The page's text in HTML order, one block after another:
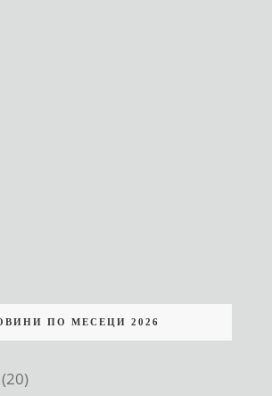
ПО МЕСЕЦИ 2026
(20)